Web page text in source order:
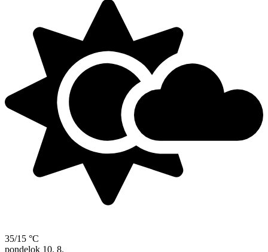
35/15 °C
pondelok 10. 8.